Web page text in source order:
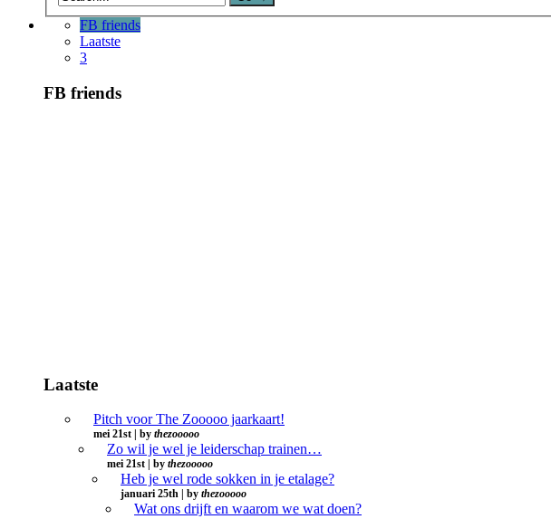
FB friends
Laatste
3
FB friends
Laatste
Pitch voor The Zooooo jaarkaart!
mei 21st | by thezooooo
Zo wil je wel je leiderschap trainen…
mei 21st | by thezooooo
Heb je wel rode sokken in je etalage?
januari 25th | by thezooooo
Wat ons drijft en waarom we wat doen?